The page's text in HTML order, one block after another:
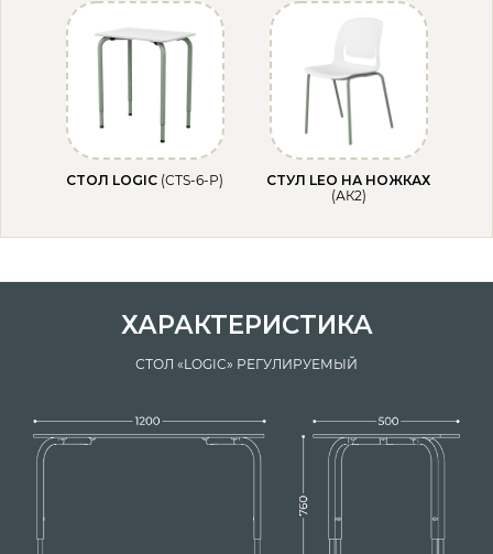
СТОЛ LOGIC (СТS-6-Р)
СТУЛ LEO НА НОЖКАХ
(АК2)
ХАРАКТЕРИСТИКА
СТОЛ «LOGIC» РЕГУЛИРУЕМЫЙ